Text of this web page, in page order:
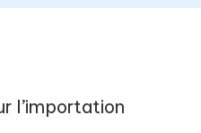
l’importation